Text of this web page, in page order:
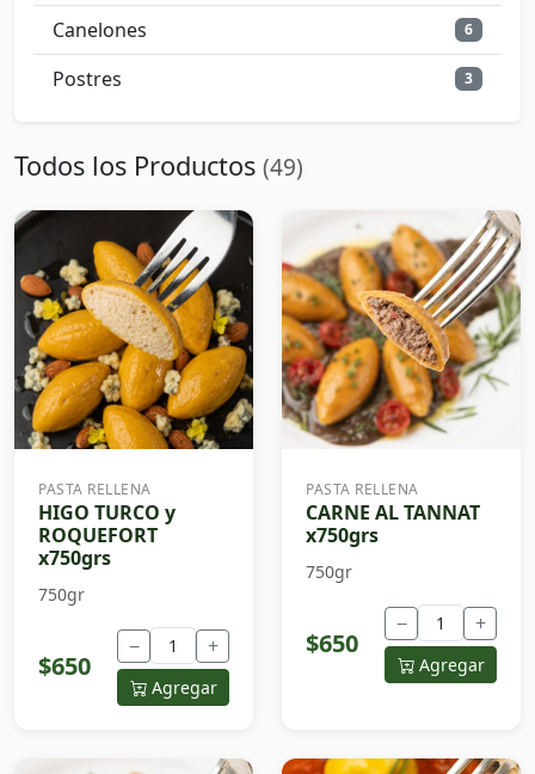
Canelones 6
Postres 3
Todos los Productos (49)
PASTA RELLENA
HIGO TURCO y
ROQUEFORT
x750grs
750gr
$650
− +
Agregar
PASTA RELLENA
CARNE AL TANNAT
x750grs
750gr
$650
− +
Agregar